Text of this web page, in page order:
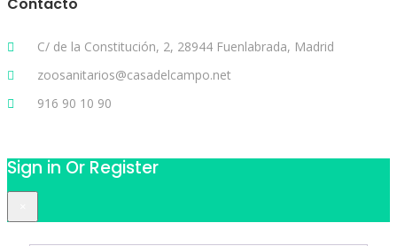
C/ de la Constitución, 2, 28944 Fuenlabrada, Madrid
zoosanitarios@casadelcampo.net
916 90 10 90
Sign in Or Register